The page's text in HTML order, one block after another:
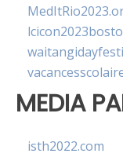
MEDIA
isth2022.com